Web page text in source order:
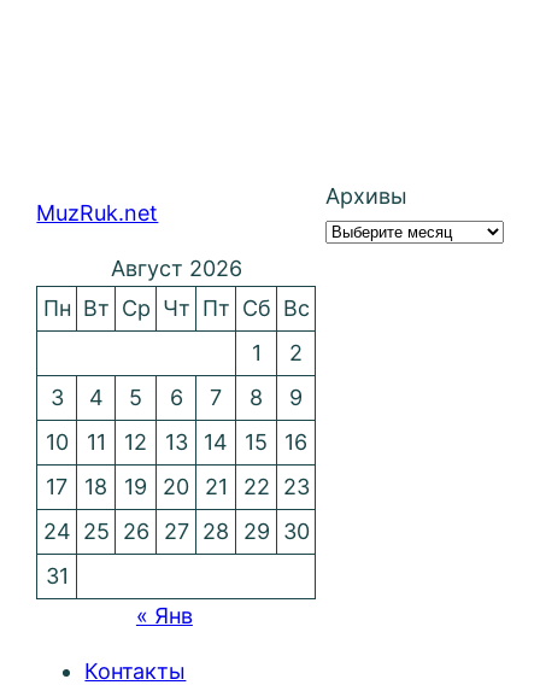
MuzRuk.net
Архивы
Август 2026
Пн Вт Ср Чт Пт Сб Вс
1
2
3
4 5 6 7 8
9
10
11 12 13 14 15
16
17
18 19 20 21 22
23
24 25 26 27 28 29
30
31
« Янв
Контакты